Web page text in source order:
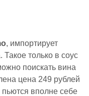
, импортирует
только в соус
поискать вина
цена 249 рублей
вполне себе